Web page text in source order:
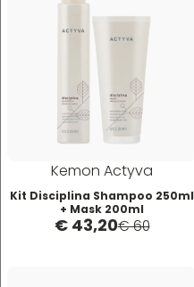
L'Oreal
Kemon Actyva
Kit Disciplina Shampoo 250ml
+ Mask 200ml
€ 43,20€ 60